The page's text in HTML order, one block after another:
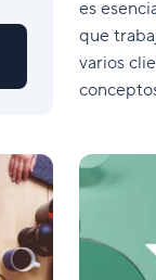
es
que
varios